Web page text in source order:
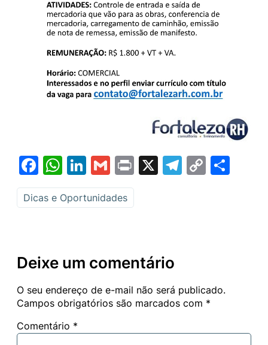
Facebook
WhatsApp
LinkedIn
GmailPrint
X Telegram
Copy
Dicas e Oportunidades
Deixe um comentário
O seu endereço de e-mail não será publicado.
Campos obrigatórios são marcados com *
Comentário *